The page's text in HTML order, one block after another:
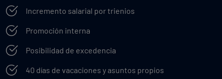
Incremento salarial por trienios
Promoción interna
Posibilidad de excedencia
40 días de vacaciones y asuntos propios